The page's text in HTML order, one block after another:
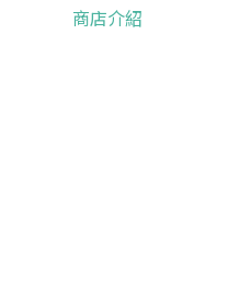
商店介紹